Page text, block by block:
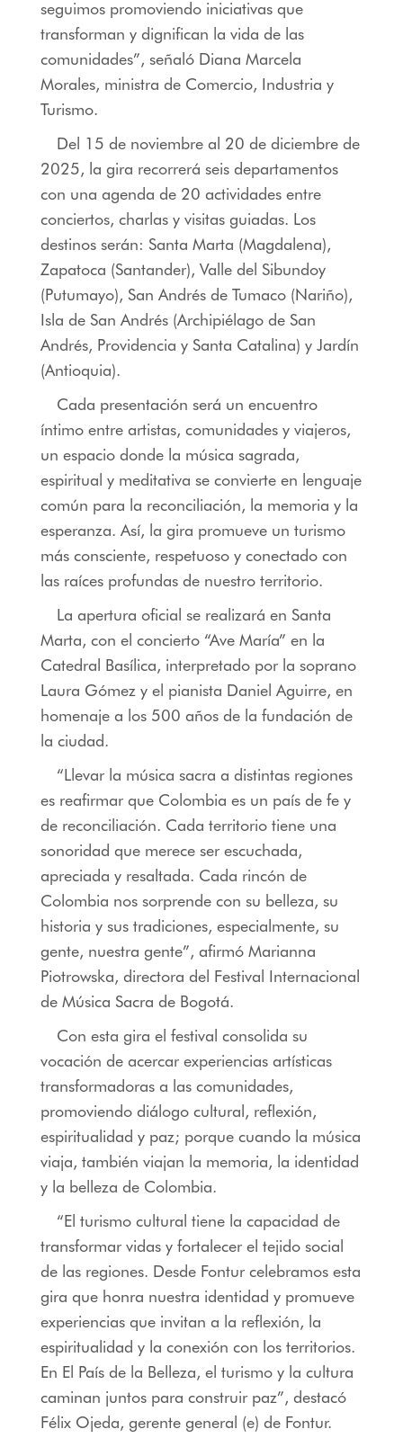
seguimos promoviendo iniciativas que
transforman y dignifican la vida de las
comunidades”, señaló Diana Marcela
Morales, ministra de Comercio, Industria y
Turismo.
Del 15 de noviembre al 20 de diciembre de
2025, la gira recorrerá seis departamentos
con una agenda de 20 actividades entre
conciertos, charlas y visitas guiadas. Los
destinos serán: Santa Marta (Magdalena),
Zapatoca (Santander), Valle del Sibundoy
(Putumayo), San Andrés de Tumaco (Nariño),
Isla de San Andrés (Archipiélago de San
Andrés, Providencia y Santa Catalina) y Jardín
(Antioquia).
Cada presentación será un encuentro
íntimo entre artistas, comunidades y viajeros,
un espacio donde la música sagrada,
espiritual y meditativa se convierte en lenguaje
común para la reconciliación, la memoria y la
esperanza. Así, la gira promueve un turismo
más consciente, respetuoso y conectado con
las raíces profundas de nuestro territorio.
La apertura oficial se realizará en Santa
Marta, con el concierto “Ave María” en la
Catedral Basílica, interpretado por la soprano
Laura Gómez y el pianista Daniel Aguirre, en
homenaje a los 500 años de la fundación de
la ciudad.
“Llevar la música sacra a distintas regiones
es reafirmar que Colombia es un país de fe y
de reconciliación. Cada territorio tiene una
sonoridad que merece ser escuchada,
apreciada y resaltada. Cada rincón de
Colombia nos sorprende con su belleza, su
historia y sus tradiciones, especialmente, su
gente, nuestra gente”, afirmó Marianna
Piotrowska, directora del Festival Internacional
de Música Sacra de Bogotá.
Con esta gira el festival consolida su
vocación de acercar experiencias artísticas
transformadoras a las comunidades,
promoviendo diálogo cultural, reflexión,
espiritualidad y paz; porque cuando la música
viaja, también viajan la memoria, la identidad
y la belleza de Colombia.
“El turismo cultural tiene la capacidad de
transformar vidas y fortalecer el tejido social
de las regiones. Desde Fontur celebramos esta
gira que honra nuestra identidad y promueve
experiencias que invitan a la reflexión, la
espiritualidad y la conexión con los territorios.
En El País de la Belleza, el turismo y la cultura
caminan juntos para construir paz”, destacó
Félix Ojeda, gerente general (e) de Fontur.